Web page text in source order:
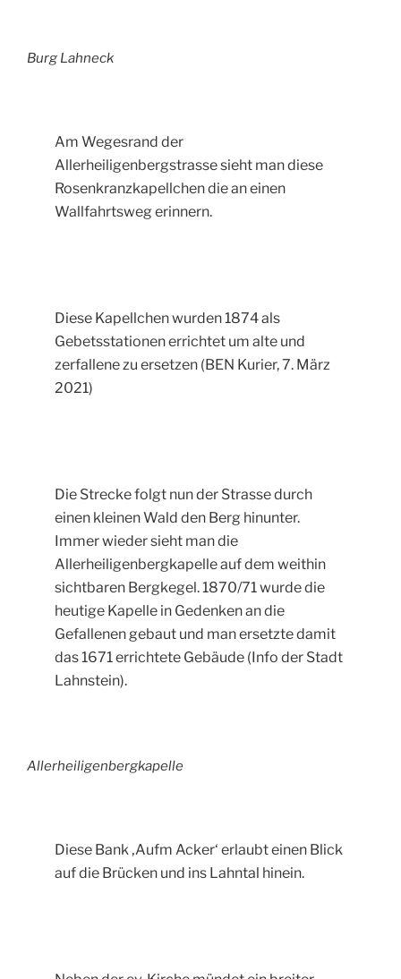
Burg Lahneck
Am Wegesrand der
Allerheiligenbergstrasse sieht man diese
Rosenkranzkapellchen die an einen
Wallfahrtsweg erinnern.
Diese Kapellchen wurden 1874 als
Gebetsstationen errichtet um alte und
zerfallene zu ersetzen (BEN Kurier, 7. März
2021)
Die Strecke folgt nun der Strasse durch
einen kleinen Wald den Berg hinunter.
Immer wieder sieht man die
Allerheiligenbergkapelle auf dem weithin
sichtbaren Bergkegel. 1870/71 wurde die
heutige Kapelle in Gedenken an die
Gefallenen gebaut und man ersetzte damit
das 1671 errichtete Gebäude (Info der Stadt
Lahnstein).
Allerheiligenbergkapelle
Diese Bank ‚Aufm Acker‘ erlaubt einen Blick
auf die Brücken und ins Lahntal hinein.